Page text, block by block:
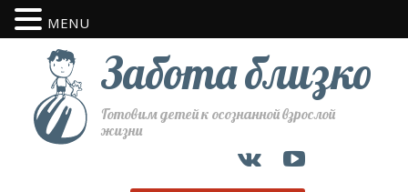
Забота близко
Готовим детей к осознанной взрослой
жизни
MENU